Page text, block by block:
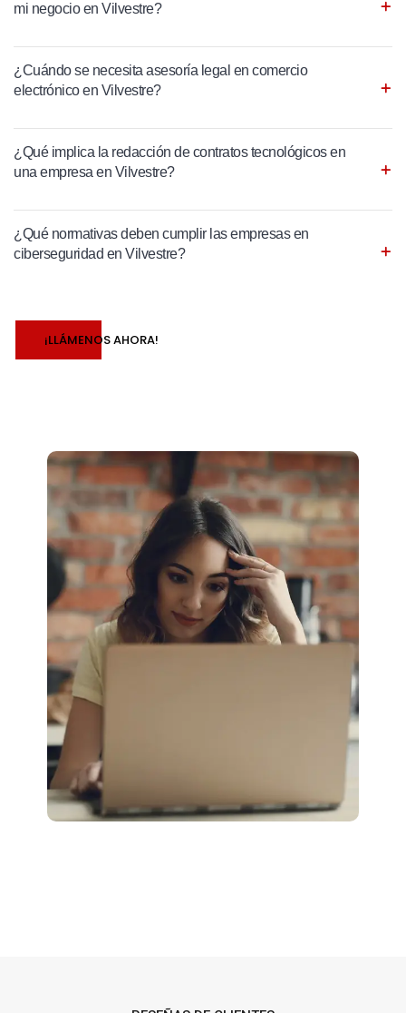
mi negocio en Vilvestre?
¿Cuándo se necesita asesoría legal en comercio
electrónico en Vilvestre?
¿Qué implica la redacción de contratos tecnológicos en
una empresa en Vilvestre?
¿Qué normativas deben cumplir las empresas en
ciberseguridad en Vilvestre?
¡LLÁMENOS AHORA!